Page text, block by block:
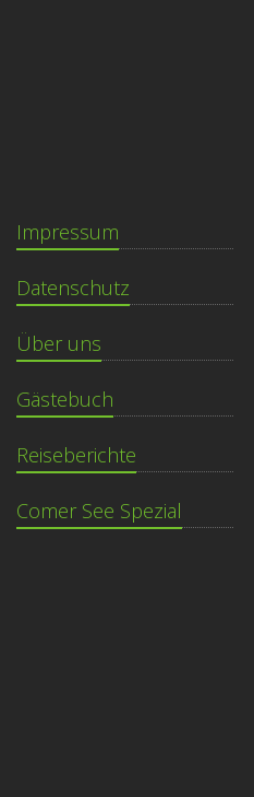
Impressum
Datenschutz
Über uns
Gästebuch
Reiseberichte
Comer See Spezial